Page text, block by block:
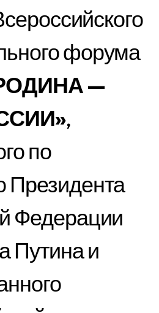
форума
—
,
по
Президента
Федерации
Путина и